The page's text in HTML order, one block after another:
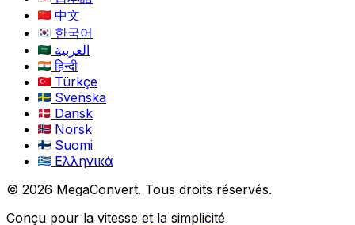
中文
한국어
العربية
हिन्दी
Türkçe
Svenska
Dansk
Norsk
Suomi
Ελληνικά
© 2026 MegaConvert. Tous droits réservés.
Conçu pour la vitesse et la simplicité